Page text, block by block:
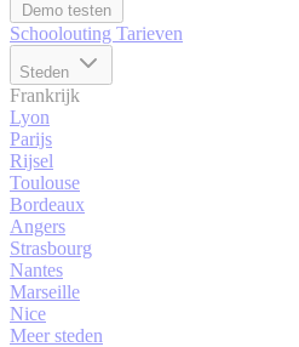
Demo testen
Schoolouting Tarieven
Steden
Frankrijk
Lyon
Parijs
Rijsel
Toulouse
Bordeaux
Angers
Strasbourg
Nantes
Marseille
Nice
Meer steden